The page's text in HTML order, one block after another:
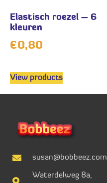
Elastisch roezel – 6
kleuren
€0,80
View products
susan@bobbeez.com
Waterdelweg 8a,